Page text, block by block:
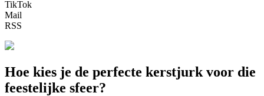
TikTok
Mail
RSS
Hoe kies je de perfecte kerstjurk voor die
feestelijke sfeer?